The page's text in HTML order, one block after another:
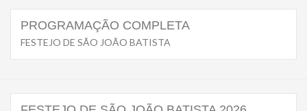
PROGRAMAÇÃO COMPLETA
FESTEJO DE SÃO JOÃO BATISTA